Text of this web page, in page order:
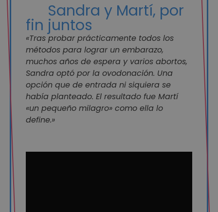
Sandra y Martí, por
fin juntos
«Tras probar prácticamente todos los
métodos para lograr un embarazo,
muchos años de espera y varios abortos,
Sandra optó por la ovodonación. Una
opción que de entrada ni siquiera se
había planteado. El resultado fue Martí
«un pequeño milagro» como ella lo
define.»